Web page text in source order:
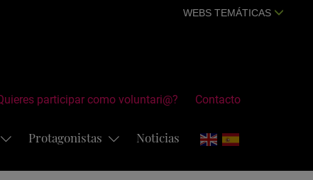
WEBS TEMÁTICAS
participar como voluntari@? Contacto
Protagonistas Noticias